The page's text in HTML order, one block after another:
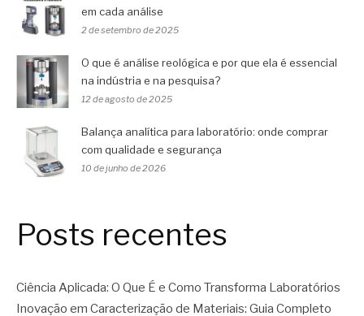
em cada análise
2 de setembro de 2025
O que é análise reológica e por que ela é essencial
na indústria e na pesquisa?
12 de agosto de 2025
Balança analítica para laboratório: onde comprar
com qualidade e segurança
10 de junho de 2026
Posts recentes
Ciência Aplicada: O Que É e Como Transforma Laboratórios
Inovação em Caracterização de Materiais: Guia Completo